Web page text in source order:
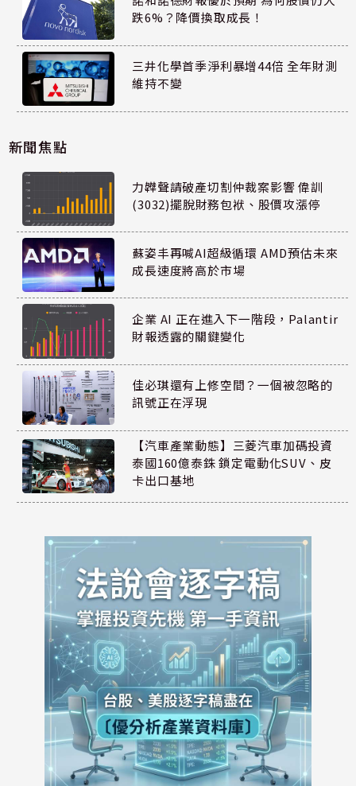
跌6%？降價換取成長！
三井化學首季淨利暴增44倍 全年財測
維持不變
新聞焦點
力韡聲請破產切割仲裁案影響 偉訓
(3032)擺脫財務包袱、股價攻漲停
蘇姿丰再喊AI超級循環 AMD預估未來
成長速度將高於市場
企業 AI 正在進入下一階段，Palantir
財報透露的關鍵變化
佳必琪還有上修空間？一個被忽略的
訊號正在浮現
【汽車產業動態】三菱汽車加碼投資
泰國160億泰銖 鎖定電動化SUV、皮
卡出口基地